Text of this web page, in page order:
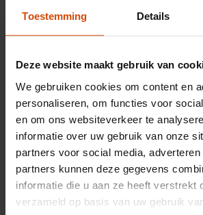
Toestemming Details
Deze website maakt gebruik van
We gebruiken cookies om content en
personaliseren, om functies voor
en om ons websiteverkeer te
informatie over uw gebruik van onze
partners voor social media,
partners kunnen deze gegevens
informatie die u aan ze heeft verstrekt
verzameld op basis van uw gebruik
Kies de Expertwinkel waar u contact mee
product geleverd heeft *
Velden gemarkeerd met * zijn verplicht.
Verstuur contactverzoek